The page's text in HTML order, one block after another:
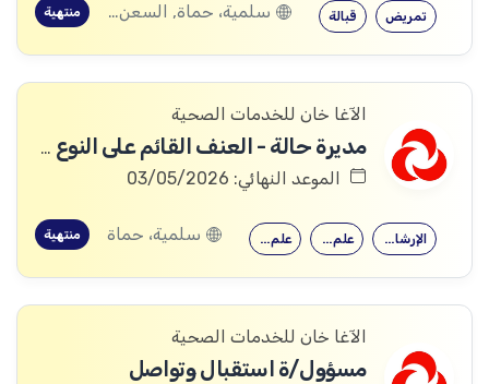
قبالة تمريض سلمية، حماة, السعن، سلمية، حماة, عقيربات، حماة, العشارنة، حماة منتهية
الآغا خان للخدمات الصحية
مديرة حالة - العنف القائم على النوع الاجتماعي
الموعد النهائي: 03/05/2026
علم النفس علم اجتماع الإرشاد النفسي سلمية، حماة منتهية
الآغا خان للخدمات الصحية
مسؤول/ة استقبال وتواصل